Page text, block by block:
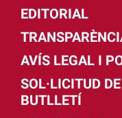
EDITORIAL
AVÍS LEGAL I
SOL·LICITUD
BUTLLETÍ